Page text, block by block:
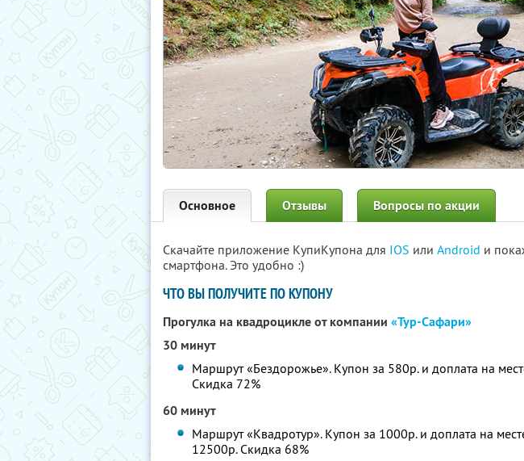
Основное Отзывы Вопросы по акции
Скачайте приложение КупиКупона для IOS или Android и
смартфона. Это удобно :)
ЧТО ВЫ ПОЛУЧИТЕ ПО КУПОНУ
Прогулка на квадроцикле от компании «Тур-Сафари»
30 минут
Маршрут «Бездорожье». Купон за 580р. и доплата на
Скидка 72%
60 минут
Маршрут «Квадротур». Купон за 1000р. и доплата на
12500р. Скидка 68%